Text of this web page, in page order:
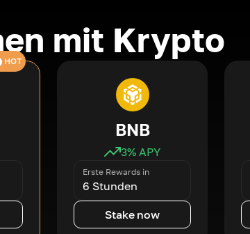
mit Krypto
HOT
BNB
3% APY
Erste Rewards in
6 Stunden
Stake now